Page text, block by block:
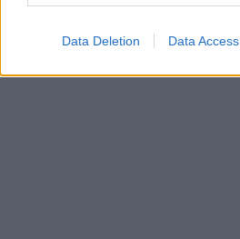
Data Deletion Data Access